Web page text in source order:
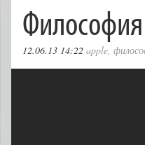
12.06.13 14:22 apple,